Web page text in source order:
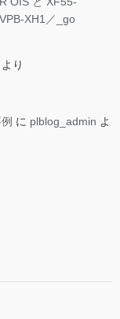
XH1／_go
より
に plblog_admin よ